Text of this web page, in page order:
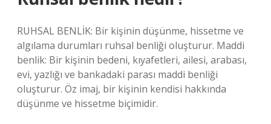
RUHSAL BENLİK: Bir kişinin düşünme, hissetme ve
algılama durumları ruhsal benliği oluşturur. Maddi
benlik: Bir kişinin bedeni, kıyafetleri, ailesi, arabası,
evi, yazlığı ve bankadaki parası maddi benliği
oluşturur. Öz imaj, bir kişinin kendisi hakkında
düşünme ve hissetme biçimidir.